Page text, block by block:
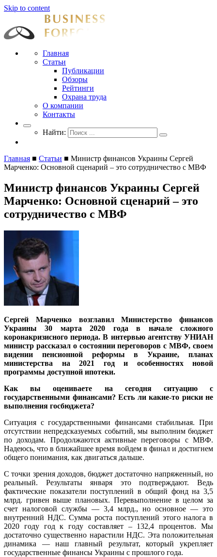
Skip to content
Businessforecast
Аналитика и прогнозирование для профессионалов
Главная
Статьи
Публикации
Обзоры
Рейтинги
Охрана труда
О компании
Контакты
Найти:
Главная ■ Статьи ■ Министр финансов Украины Сергей
Марченко: Основной сценарий – это сотрудничество с МВФ
Министр финансов Украины Сергей
Марченко: Основной сценарий – это
сотрудничество с МВФ
Сергей Марченко возглавил Министерство финансов
Украины 30 марта 2020 года в начале сложного
коронакризисного периода. В интервью агентству УНИАН
министр рассказал о состоянии переговоров с МВФ, своем
видении пенсионной реформы в Украине, планах
министерства на 2021 год и особенностях новой
программы доступной ипотеки.
Как вы оцениваете на сегодня ситуацию с
государственными финансами? Есть ли какие-то риски не
выполнения госбюджета?
Ситуация с государственными финансами стабильная. При
отсутствии непредсказуемых событий, мы выполним бюджет
по доходам. Продолжаются активные переговоры с МВФ.
Надеюсь, что в ближайшее время войдем в финал и достигнем
общего понимания, как двигаться дальше.
С точки зрения доходов, бюджет достаточно напряженный, но
реальный. Результаты января это подтверждают. Ведь
фактические показатели поступлений в общий фонд на 3,5
млрд. гривен выше плановых. Перевыполнение в целом за
счет налоговой службы — 3,4 млрд., но основное — это
внутренний НДС. Сумма роста поступлений этого налога в
2020 году год к году составляет – 132,4 процентов. Мы
достаточно существенно нарастили НДС. Эта положительная
динамика — наш главный результат, который укрепляет
государственные финансы Украины с прошлого года.